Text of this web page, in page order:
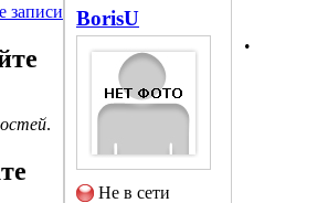
записи
.
BorisU
Не в сети
.